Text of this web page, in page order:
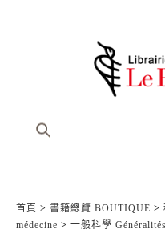
首頁 > 書籍總覽 BOUTIQUE >
médecine > 一般科學 Généralités